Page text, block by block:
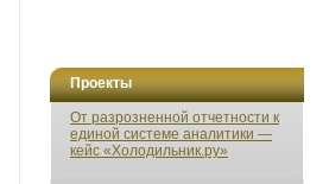
Проекты
От разрозненной отчетности к
единой системе аналитики —
кейс «Холодильник.ру»